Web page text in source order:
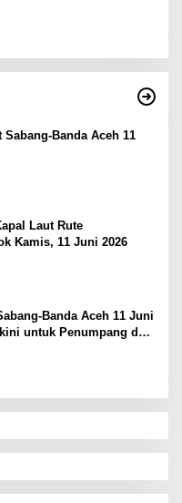
Sabang-Banda Aceh 11
Laut Rute
Kamis, 11 Juni 2026
Banda Aceh 11 Juni
untuk Penumpang dan